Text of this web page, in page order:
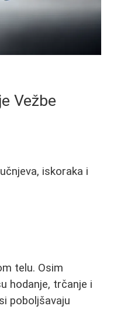
Vežbe
iskoraka i
telu. Osim
hodanje, trčanje i
poboljšavaju